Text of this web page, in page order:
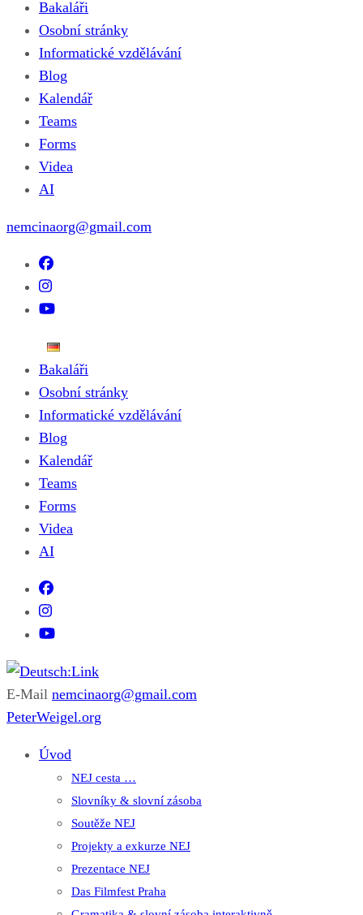
Bakaláři
Osobní stránky
Informatické vzdělávání
Blog
Kalendář
Teams
Forms
Videa
AI
nemcinaorg@gmail.com
Bakaláři
Osobní stránky
Informatické vzdělávání
Blog
Kalendář
Teams
Forms
Videa
AI
Deutsch:Link
Edu-Portál pro němčinu | Interaktiver Unterricht Deutsch als
E-Mail nemcinaorg@gmail.com
PeterWeigel.org
Úvod
NEJ cesta …
Slovníky & slovní zásoba
Soutěže NEJ
Projekty a exkurze NEJ
Prezentace NEJ
Das Filmfest Praha